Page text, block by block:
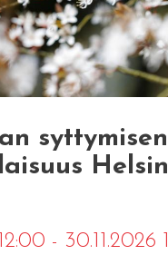
syttymisen
- 30.11.2026